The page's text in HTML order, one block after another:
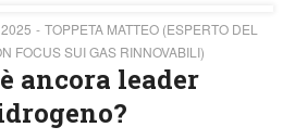
TOPPETA MATTEO (ESPERTO DEL
FOCUS SUI GAS RINNOVABILI)
ancora leader